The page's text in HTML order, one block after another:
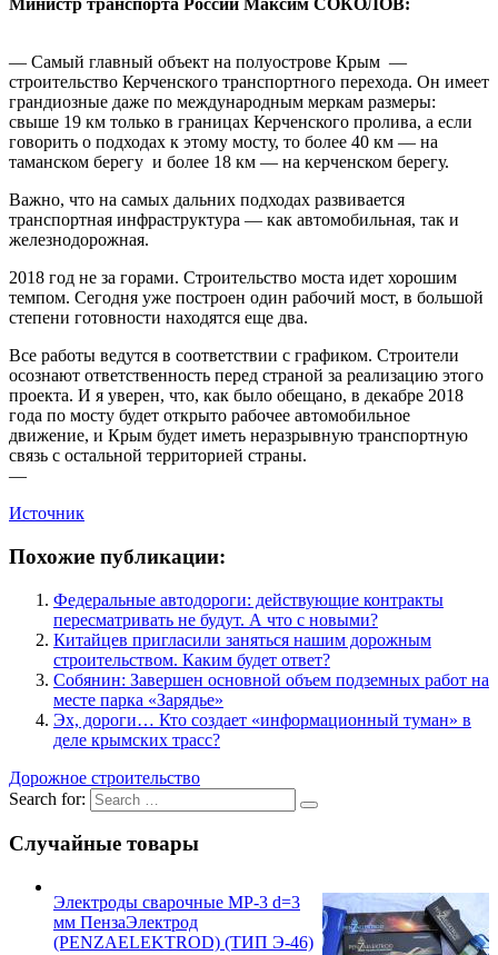
Министр транспорта России Максим СОКОЛОВ:
— Самый главный объект на полуострове Крым —
строительство Керченского транспортного перехода. Он имеет
грандиозные даже по международным меркам размеры:
свыше 19 км только в границах Керченского пролива, а если
говорить о подходах к этому мосту, то более 40 км — на
таманском берегу и более 18 км — на керченском берегу.
Важно, что на самых дальних подходах развивается
транспортная инфраструктура — как автомобильная, так и
железнодорожная.
2018 год не за горами. Строительство моста идет хорошим
темпом. Сегодня уже построен один рабочий мост, в большой
степени готовности находятся еще два.
Все работы ведутся в соответствии с графиком. Строители
осознают ответственность перед страной за реализацию этого
проекта. И я уверен, что, как было обещано, в декабре 2018
года по мосту будет открыто рабочее автомобильное
движение, и Крым будет иметь неразрывную транспортную
связь с остальной территорией страны.
—
Источник
Похожие публикации:
Федеральные автодороги: действующие контракты
пересматривать не будут. А что с новыми?
Китайцев пригласили заняться нашим дорожным
строительством. Каким будет ответ?
Собянин: Завершен основной объем подземных работ на
месте парка «Зарядье»
Эх, дороги… Кто создает «информационный туман» в
деле крымских трасс?
Дорожное строительство
Search for:
Случайные товары
Электроды сварочные МР-3 d=3
мм ПензаЭлектрод
(PENZAELEKTROD) (ТИП Э-46)